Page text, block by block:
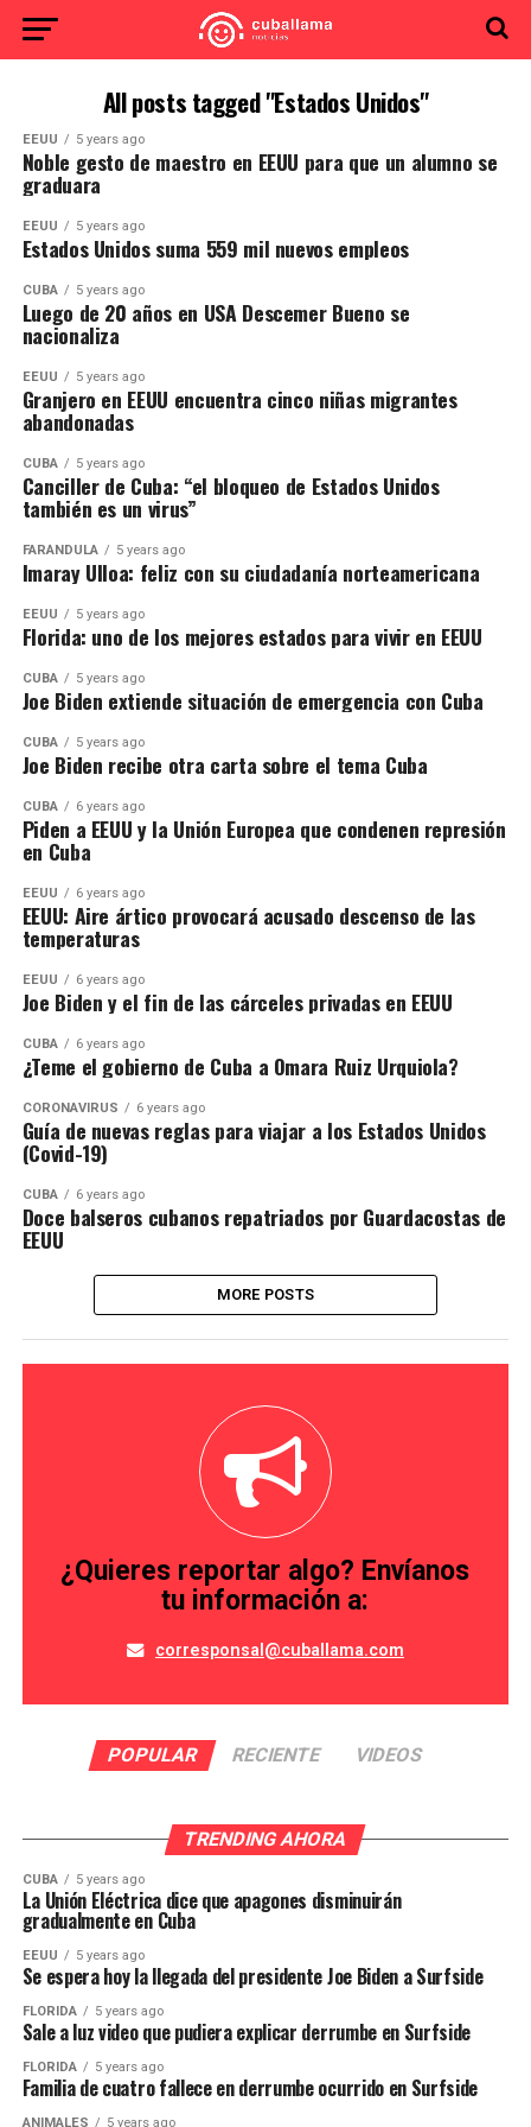
All posts tagged "Estados Unidos"
EEUU 5 years ago
Noble gesto de maestro en EEUU para que un alumno se
graduara
EEUU 5 years ago
Estados Unidos suma 559 mil nuevos empleos
CUBA 5 years ago
Luego de 20 años en USA Descemer Bueno se
nacionaliza
EEUU 5 years ago
Granjero en EEUU encuentra cinco niñas migrantes
abandonadas
CUBA 5 years ago
Canciller de Cuba: “el bloqueo de Estados Unidos
también es un virus”
FARÁNDULA 5 years ago
Imaray Ulloa: feliz con su ciudadanía norteamericana
EEUU 5 years ago
Florida: uno de los mejores estados para vivir en EEUU
CUBA 5 years ago
Joe Biden extiende situación de emergencia con Cuba
CUBA 5 years ago
Joe Biden recibe otra carta sobre el tema Cuba
CUBA 6 years ago
Piden a EEUU y la Unión Europea que condenen represión
en Cuba
EEUU 6 years ago
EEUU: Aire ártico provocará acusado descenso de las
temperaturas
EEUU 6 years ago
Joe Biden y el fin de las cárceles privadas en EEUU
CUBA 6 years ago
¿Teme el gobierno de Cuba a Omara Ruiz Urquiola?
CORONAVIRUS 6 years ago
Guía de nuevas reglas para viajar a los Estados Unidos
(Covid-19)
CUBA 6 years ago
Doce balseros cubanos repatriados por Guardacostas de
EEUU
MORE POSTS
¿Quieres reportar algo? Envíanos
tu información a:
corresponsal@cuballama.com
POPULAR RECIENTE VIDEOS
TRENDING AHORA
CUBA 5 years ago
La Unión Eléctrica dice que apagones disminuirán
gradualmente en Cuba
EEUU 5 years ago
Se espera hoy la llegada del presidente Joe Biden a Surfside
FLORIDA 5 years ago
Sale a luz video que pudiera explicar derrumbe en Surfside
FLORIDA 5 years ago
Familia de cuatro fallece en derrumbe ocurrido en Surfside
ANIMALES 5 years ago